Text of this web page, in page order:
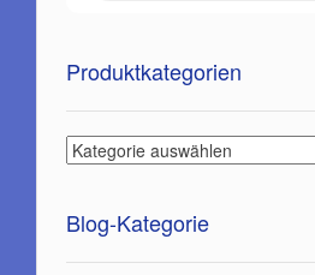
Produktkategorien
Blog-Kategorie